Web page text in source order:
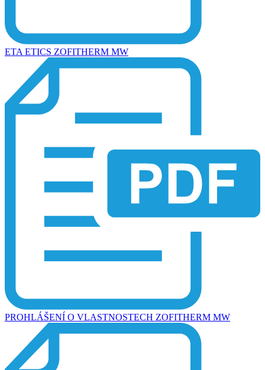
ETA ETICS ZOFITHERM MW
PROHLÁŠENÍ O VLASTNOSTECH ZOFITHERM MW